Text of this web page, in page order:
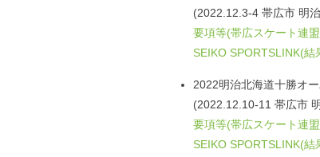
(2022.12.3-4 帯広市 明
要項等(帯広スケート連
SEIKO SPORTSLINK(結
2022明治北海道十勝オ
(2022.12.10-11 帯広市
要項等(帯広スケート連
SEIKO SPORTSLINK(結